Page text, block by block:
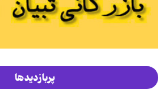
پربازدیدها